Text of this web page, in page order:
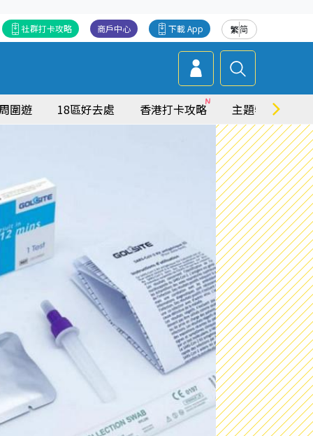
繁简
下載 App
商戶中心
社群打卡攻略
圍遊 18區好去處 香港打卡攻略 主題特集